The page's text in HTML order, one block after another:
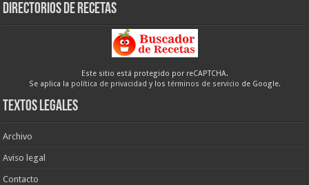
Directorios de recetas
Este sitio está protegido por reCAPTCHA.
Se aplica la política de privacidad y los términos de servicio de Google.
Textos legales
Archivo
Aviso legal
Contacto